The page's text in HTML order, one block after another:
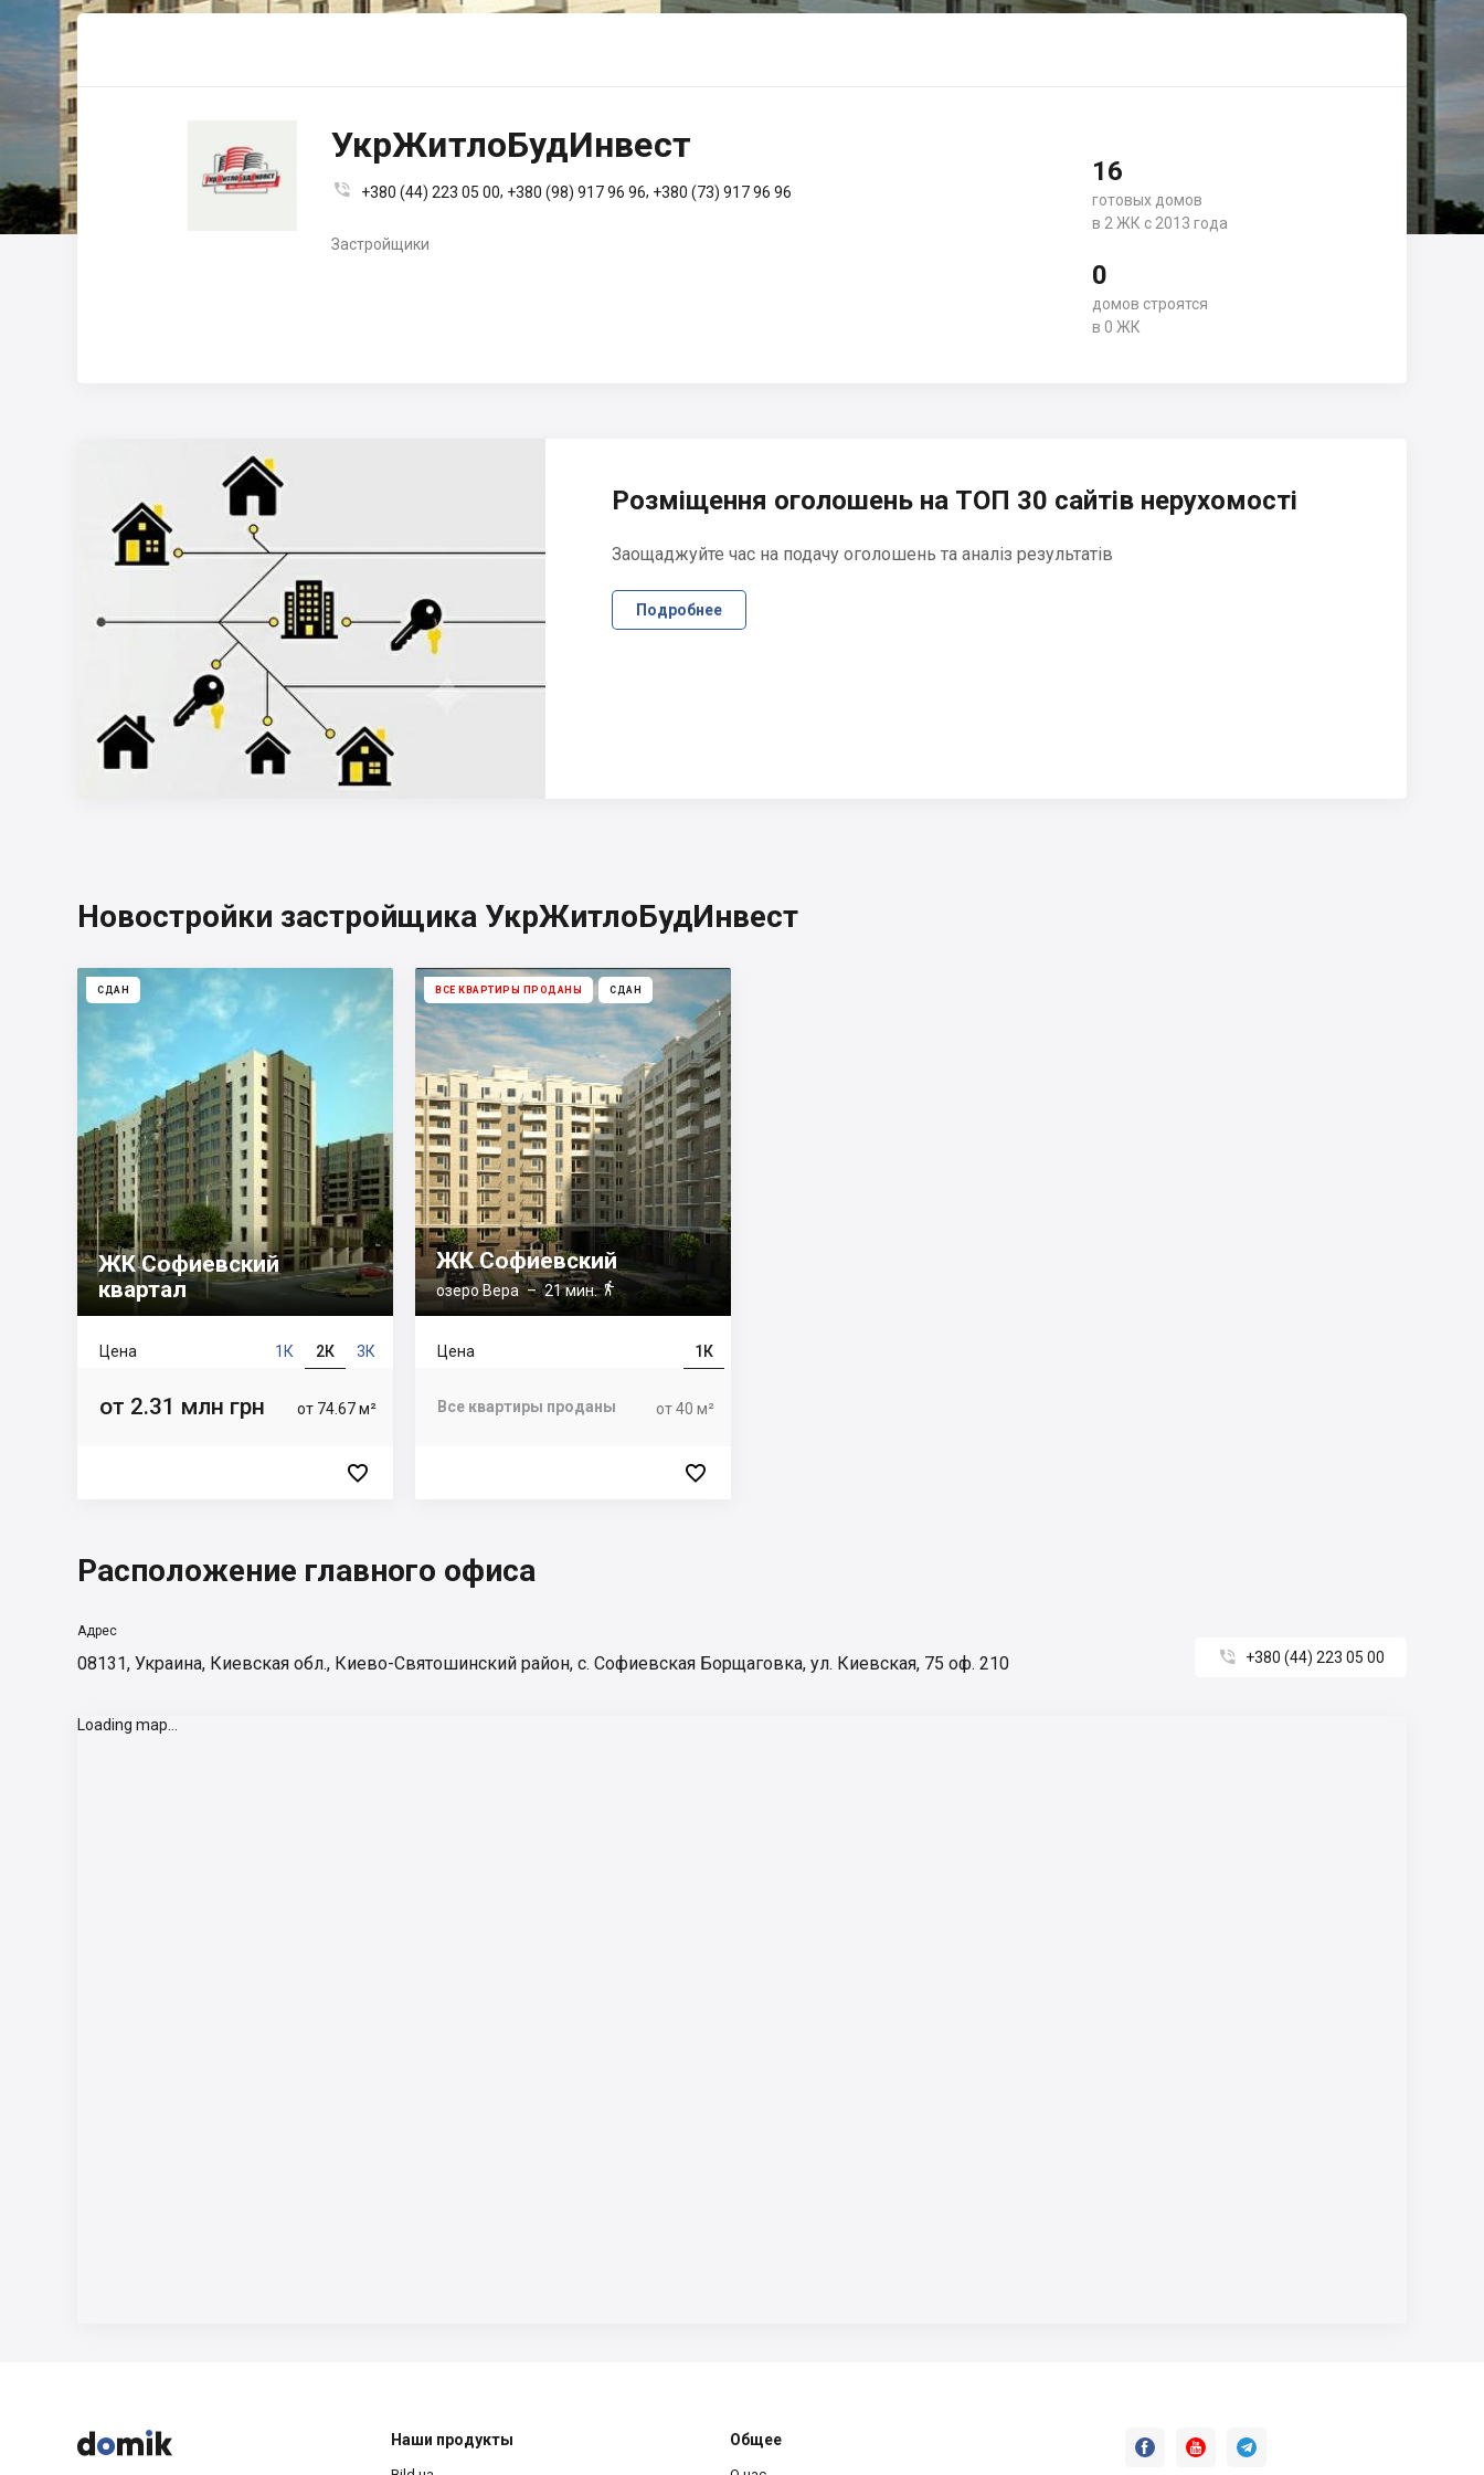
УкрЖитлоБудИнвест
 +380 (44) 223 05 00, +380 (98) 917 96 96, +380 (73) 917 96 96
Застройщики
16
готовых домов
в 2 ЖК с 2013 года
0
домов строятся
в 0 ЖК
Розміщення оголошень на ТОП 30 сайтів нерухомості
Заощаджуйте час на подачу оголошень та аналіз результатів
Подробнее
Новостройки застройщика УкрЖитлоБудИнвест
СДАН
ЖК Софиевский
квартал
1К 2К 3К
Цена
от 74.67 м²
от 2.31 млн грн

ВСЕ КВАРТИРЫ ПРОДАНЫ СДАН
ЖК Софиевский
озеро Вера– 21 мин.
1К
Цена
от 40 м²
Все квартиры проданы

Расположение главного офиса
Адрес
08131, Украина, Киевская обл., Киево-Святошинский район, с. Софиевская Борщаговка, ул. Киевская, 75 оф. 210  +380 (44) 223 05 00
Loading map...


 Наши продукты Общее   